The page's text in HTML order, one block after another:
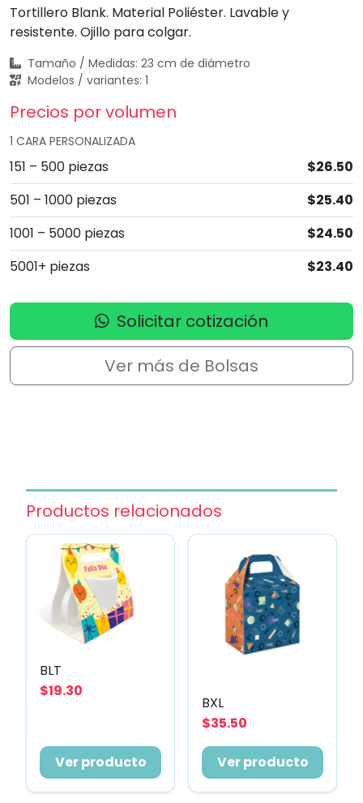
Tortillero Blank. Material Poliéster. Lavable y
resistente. Ojillo para colgar.
Tamaño / Medidas: 23 cm de diámetro
Modelos / variantes: 1
Precios por volumen
1 CARA PERSONALIZADA
151 – 500 piezas
$26.50
501 – 1000 piezas
$25.40
1001 – 5000 piezas
$24.50
5001+ piezas
$23.40
Solicitar cotización
Ver más de Bolsas
Productos relacionados
BLT
$19.30
Ver producto
BXL
$35.50
Ver producto